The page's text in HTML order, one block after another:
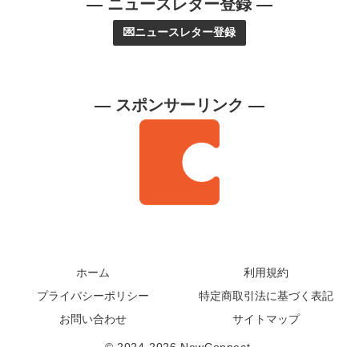
— ニュースレター登録 —
💌ニュースレター登録
— スポンサーリンク —
ホーム
利用規約
プライバシーポリシー
特定商取引法に基づく表記
お問い合わせ
サイトマップ